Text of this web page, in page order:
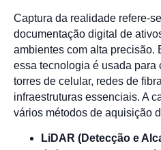
Captura da realidade refere-
documentação digital de
ambientes com alta precisão.
essa tecnologia é usada para
torres de celular, redes de
infraestruturas essenciais. A
vários métodos de aquisição
LiDAR (Detecção e